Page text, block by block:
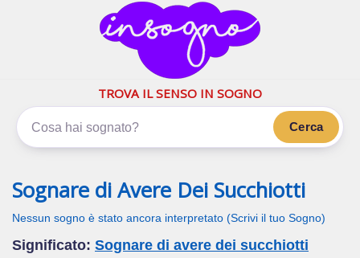
inSogno.com
I sogni significano di piùTROVA IL SENSO IN SOGNO
Cerca
Sognare di Avere Dei Succhiotti
Nessun sogno è stato ancora interpretato (Scrivi il tuo Sogno)
Significato: Sognare di avere dei succhiotti